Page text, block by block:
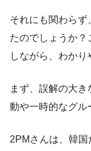
それにも関わらず
たのでしょうか？
しながら、わかり
まず、誤解の大
動や一時的なグル
2PMさんは、韓